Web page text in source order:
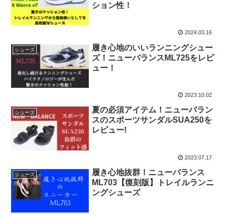
ション性！
2024.03.16
シューズ
履き心地のいいランニングシュー
ズ！ニューバランスML725をレビ
ュー！
2023.10.02
シューズ
夏の必須アイテム！ニューバラン
スのスポーツサンダルSUA250を
レビュー!
2023.07.17
シューズ
履き心地抜群！ニューバランス
ML703【復刻版】トレイルランニ
ングシューズ